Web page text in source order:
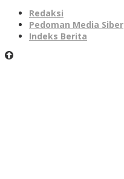
Redaksi
Pedoman Media Siber
Indeks Berita